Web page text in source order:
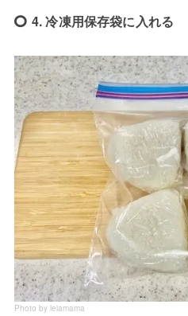
4. 冷凍用保存袋に入れる
Photo by leiamama